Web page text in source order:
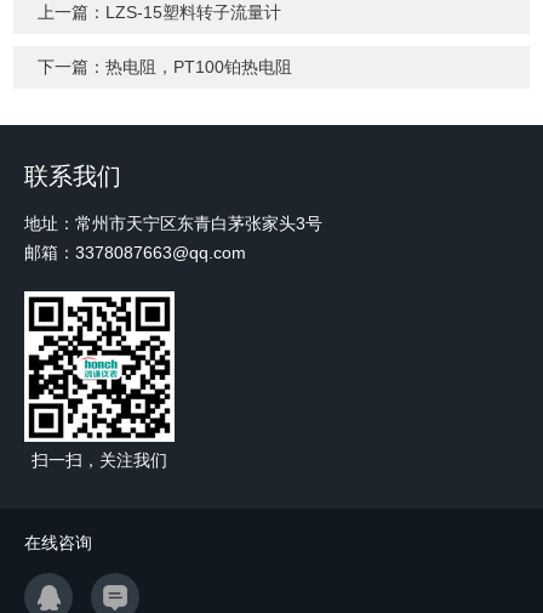
上一篇： LZS-15塑料转子流量计
下一篇：热电阻，PT100铂热电阻
联系我们
地址：常州市天宁区东青白茅张家头3号
邮箱：3378087663@qq.com
扫一扫，关注我们
在线咨询